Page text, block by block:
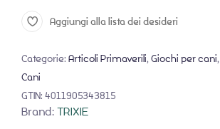
Aggiungi alla lista dei desideri
Categorie: Articoli Primaverili, Giochi per cani,
Cani
GTIN: 4011905343815
Brand:TRIXIE